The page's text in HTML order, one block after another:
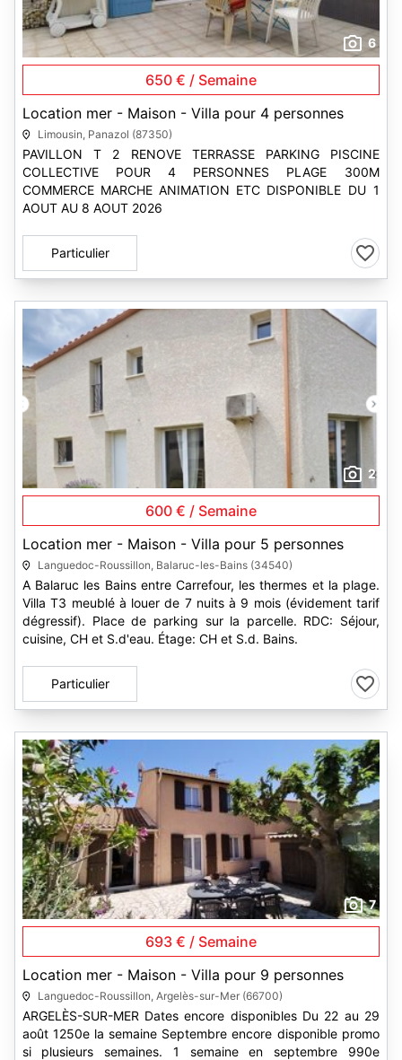
6
650 € / Semaine
Location mer - Maison - Villa pour 4 personnes
Limousin, Panazol (87350)
PAVILLON T 2 RENOVE TERRASSE PARKING PISCINE
COLLECTIVE POUR 4 PERSONNES PLAGE 300M
COMMERCE MARCHE ANIMATION ETC DISPONIBLE DU 1
AOUT AU 8 AOUT 2026
Particulier
2
600 € / Semaine
Location mer - Maison - Villa pour 5 personnes
Languedoc-Roussillon, Balaruc-les-Bains (34540)
A Balaruc les Bains entre Carrefour, les thermes et la plage.
Villa T3 meublé à louer de 7 nuits à 9 mois (évidement tarif
dégressif). Place de parking sur la parcelle. RDC: Séjour,
cuisine, CH et S.d'eau. Étage: CH et S.d. Bains.
Particulier
7
693 € / Semaine
Location mer - Maison - Villa pour 9 personnes
Languedoc-Roussillon, Argelès-sur-Mer (66700)
ARGELÈS-SUR-MER Dates encore disponibles Du 22 au 29
août 1250e la semaine Septembre encore disponible promo
si plusieurs semaines. 1 semaine en septembre 990e